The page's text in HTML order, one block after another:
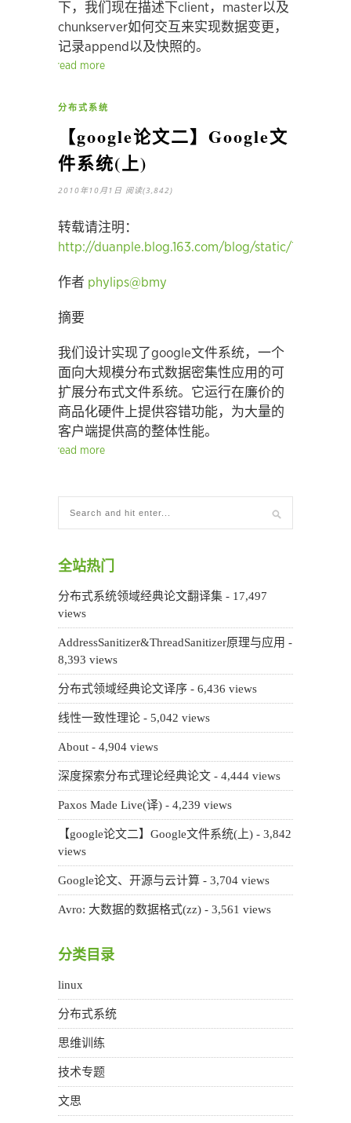
下，我们现在描述下client，master以及
chunkserver如何交互来实现数据变更，
记录append以及快照的。
read more
分布式系统
【google论文二】Google文
件系统(上)
2010年10月1日 阅读(3,842)
转载请注明：
http://duanple.blog.163.com/blog/static/
作者 phylips@bmy
摘要
我们设计实现了google文件系统，一个
面向大规模分布式数据密集性应用的可
扩展分布式文件系统。它运行在廉价的
商品化硬件上提供容错功能，为大量的
客户端提供高的整体性能。
read more
全站热门
分布式系统领域经典论文翻译集 - 17,497
views
AddressSanitizer&ThreadSanitizer原理与应用 -
8,393 views
分布式领域经典论文译序 - 6,436 views
线性一致性理论 - 5,042 views
About - 4,904 views
深度探索分布式理论经典论文 - 4,444 views
Paxos Made Live(译) - 4,239 views
【google论文二】Google文件系统(上) - 3,842
views
Google论文、开源与云计算 - 3,704 views
Avro: 大数据的数据格式(zz) - 3,561 views
分类目录
linux
分布式系统
思维训练
技术专题
文思